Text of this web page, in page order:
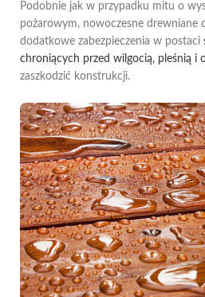
Podobnie jak w przypadku mitu o
pożarowym, nowoczesne drewniane
dodatkowe zabezpieczenia w postaci
chroniących przed wilgocią, pleśnią i
zaszkodzić konstrukcji.